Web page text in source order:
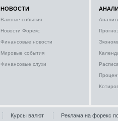
НОВОСТИ
Важные события
Новости Форекс
Финансовые новости
Мировые события
Финансовые слухи
Курсы валют Реклама на форекс